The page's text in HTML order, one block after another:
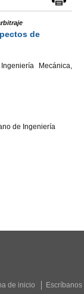
de
Mecánica,
de Ingeniería
de inicio
Escríbanos